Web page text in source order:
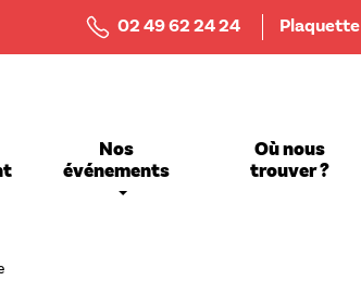
Menu
Top
Bar
02 49 62 24 24 Plaquette
Nos
événements
Où nous
trouver ?